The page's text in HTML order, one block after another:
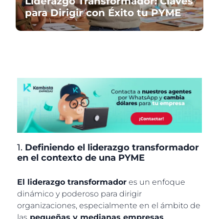
para Dirigir con Éxito tu PYME
1. Definiendo el liderazgo transformador
en el contexto de una PYME
El liderazgo transformador es un enfoque
dinámico y poderoso para dirigir
organizaciones, especialmente en el ámbito de